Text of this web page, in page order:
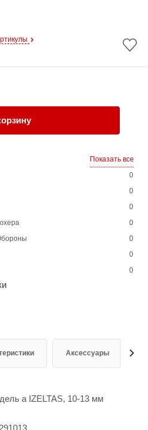
Показать все
0
0
0
0
0
0
0
Аксессуары
а IZELTAS, 10-13 мм